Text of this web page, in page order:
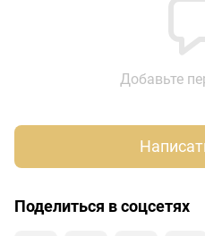
Добавьте
Поделиться в соцсетях